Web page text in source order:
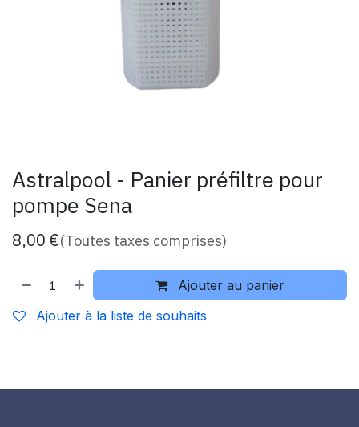
Astralpool - Panier préfiltre pour
pompe Sena
8,00 €(Toutes taxes comprises)
Ajouter au panier
Ajouter à la liste de souhaits